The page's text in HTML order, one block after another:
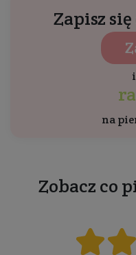
Zapisz się
na
Zobacz co